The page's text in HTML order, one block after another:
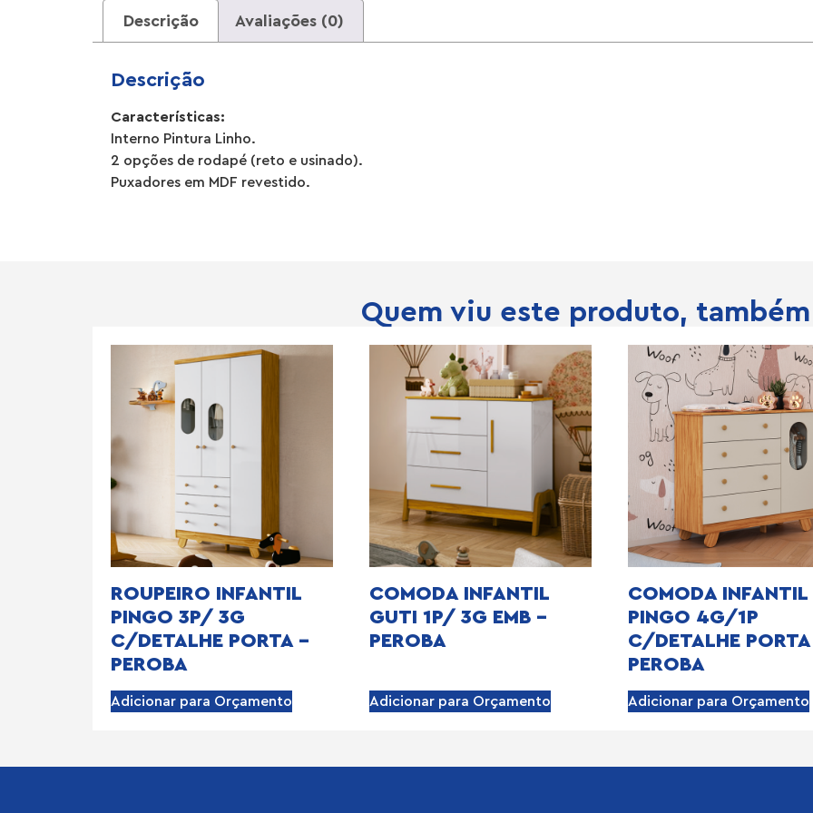
Descrição Avaliações (0)
Descrição
Características:
Interno Pintura Linho.
2 opções de rodapé (reto e usinado).
Puxadores em MDF revestido.
Quem viu este produto,
ROUPEIRO INFANTIL
PINGO 3P/ 3G
C/DETALHE PORTA –
PEROBA
Adicionar para Orçamento
COMODA INFANTIL
GUTI 1P/ 3G EMB –
PEROBA
Adicionar para Orçamento
COMODA INFANTIL
PINGO 4G/1P
C/DETALHE
PEROBA
Adicionar para Orçamento